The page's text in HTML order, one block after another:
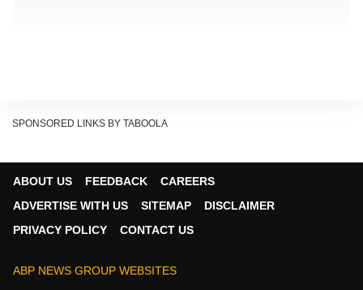
किलोग्राम पहुंच गई है. गुरुग्राम में CNG 85.12 रुपये प्रति किलो
SPONSORED LINKS BY TABOOLA
ABOUT US FEEDBACK
CAREERS
ADVERTISE WITH US
SITEMAP
DISCLAIMER
PRIVACY POLICY
CONTACT US
ABP NEWS GROUP WEBSITES